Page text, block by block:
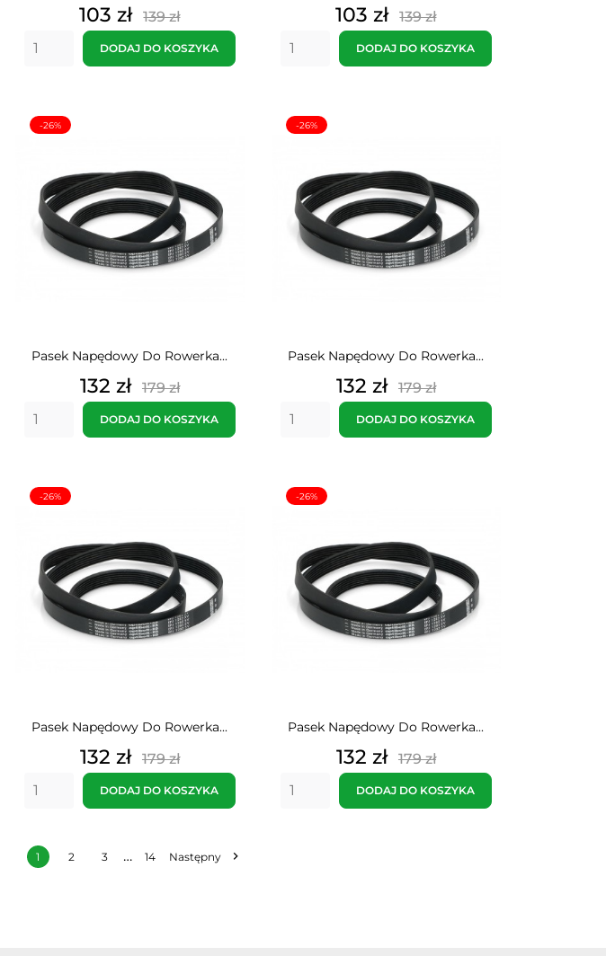
Cena
103 zł Cena
podstawowa
139 zł
DODAJ DO KOSZYKA
Cena
103 zł Cena
podstawowa
139 zł
DODAJ DO KOSZYKA
Pasek Napędowy Do Rowerka...
Cena
132 zł Cena
podstawowa
179 zł
DODAJ DO KOSZYKA
-26%
Pasek Napędowy Do Rowerka...
Cena
132 zł Cena
podstawowa
179 zł
DODAJ DO KOSZYKA
-26%
Pasek Napędowy Do Rowerka...
Cena
132 zł Cena
podstawowa
179 zł
DODAJ DO KOSZYKA
-26%
Pasek Napędowy Do Rowerka...
Cena
132 zł Cena
podstawowa
179 zł
DODAJ DO KOSZYKA
-26%
1 2 3 … 14 Następny 